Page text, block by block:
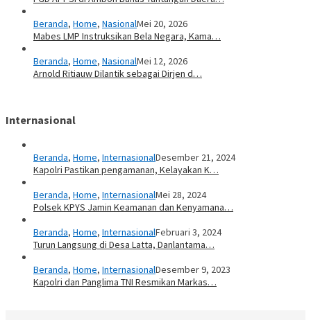
Beranda, Home, NasionalMei 20, 2026
Mabes LMP Instruksikan Bela Negara, Kama…
Beranda, Home, NasionalMei 12, 2026
Arnold Ritiauw Dilantik sebagai Dirjen d…
Internasional
Beranda, Home, InternasionalDesember 21, 2024
Kapolri Pastikan pengamanan, Kelayakan K…
Beranda, Home, InternasionalMei 28, 2024
Polsek KPYS Jamin Keamanan dan Kenyamana…
Beranda, Home, InternasionalFebruari 3, 2024
Turun Langsung di Desa Latta, Danlantama…
Beranda, Home, InternasionalDesember 9, 2023
Kapolri dan Panglima TNI Resmikan Markas…